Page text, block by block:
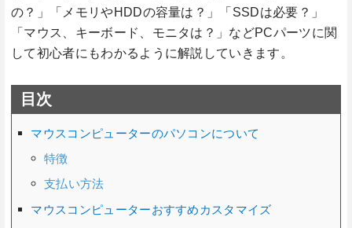
の？」「メモリやHDDの容量は？」「SSDは必要？」
「マウス、キーボード、モニタは？」などPCパーツに関
して初心者にもわかるように解説していきます。
目次
マウスコンピューターのパソコンについて
特徴
支払い方法
マウスコンピューターおすすめカスタマイズ